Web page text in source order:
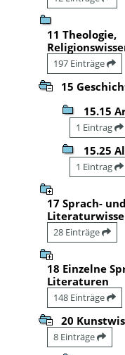
11 Theologie,
197 Einträge
15
15.15
1 Eintrag
15.25
1 Eintrag
17 Sprach- und
28 Einträge
18 Einzelne
Literaturen
148 Einträge
20
8 Einträge